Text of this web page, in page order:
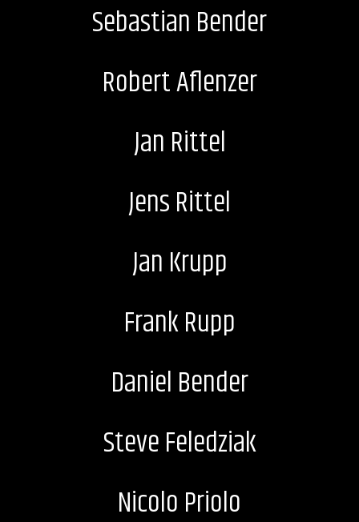
Sebastian Bender
Robert Aflenzer
Jan Rittel
Jens Rittel
Jan Krupp
Frank Rupp
Daniel Bender
Steve Feledziak
Nicolo Priolo